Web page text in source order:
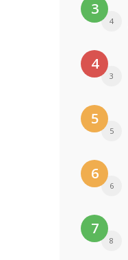
3
4
4
3
5
5
6
6
7
8